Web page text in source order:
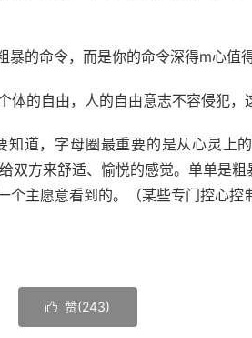
的命令，而是你的命令深得m心值
的自由，人的自由意志不容侵犯，
道，字母圈最重要的是从心灵上
双方来舒适、愉悦的感觉。单单是
个主愿意看到的。（某些专门控心控
 赞(243)